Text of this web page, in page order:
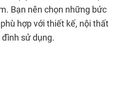
Bạn nên chọn những bức
hợp với thiết kế, nội thất
sử dụng.